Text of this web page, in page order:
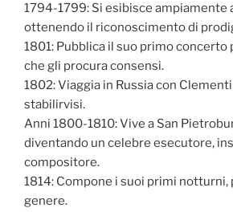
1794-1799: Si esibisce ampiamente
ottenendo il riconoscimento di
1801: Pubblica il suo primo concerto
che gli procura consensi.
1802: Viaggia in Russia con
stabilirvisi.
Anni 1800-1810: Vive a San
diventando un celebre esecutore,
compositore.
1814: Compone i suoi primi notturni,
genere.